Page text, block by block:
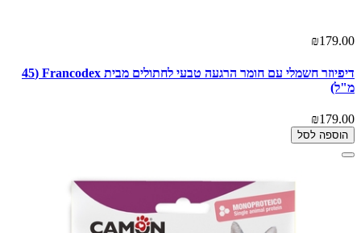
₪179.00
דיפיוזר חשמלי עם חומר הרגעה טבעי לחתולים מבית Francodex (45
מ"ל)
₪179.00
הוספה לסל